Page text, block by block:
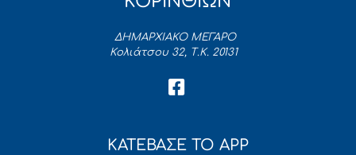
ΔΗΜΑΡΧΙΑΚΟ ΜΕΓΑΡΟ
Κολιάτσου 32, Τ.Κ. 20131
ΚΑΤΕΒΑΣΕ ΤΟ APP